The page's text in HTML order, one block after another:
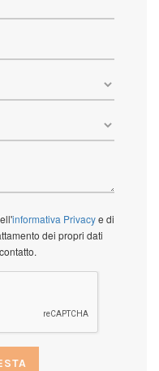
informativa Privacye di
dei propri dati